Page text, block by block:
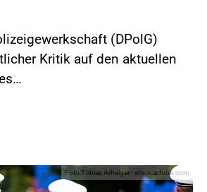
(DPolG)
Kritik auf den aktuellen
Foto:Tobias Arhelger - stock.adobe.com